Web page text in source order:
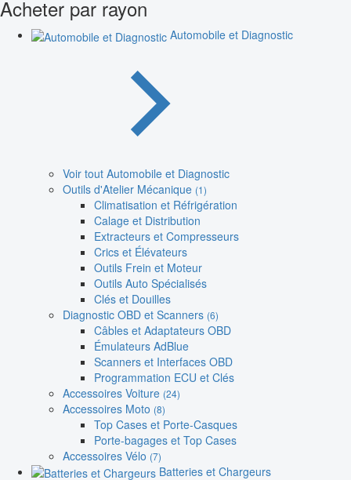
Acheter par rayon
Automobile et Diagnostic
Voir tout Automobile et Diagnostic
Outils d'Atelier Mécanique (1)
Climatisation et Réfrigération
Calage et Distribution
Extracteurs et Compresseurs
Crics et Élévateurs
Outils Frein et Moteur
Outils Auto Spécialisés
Clés et Douilles
Diagnostic OBD et Scanners (6)
Câbles et Adaptateurs OBD
Émulateurs AdBlue
Scanners et Interfaces OBD
Programmation ECU et Clés
Accessoires Voiture (24)
Accessoires Moto (8)
Top Cases et Porte-Casques
Porte-bagages et Top Cases
Accessoires Vélo (7)
Batteries et Chargeurs